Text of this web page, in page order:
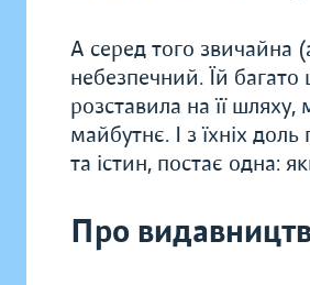
А серед того звичайна
небезпечний. Їй багато
розставила на її шляху,
майбутнє. І з їхніх
та істин, постає одна:
Про